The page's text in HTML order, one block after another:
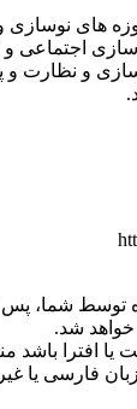
های نوسازی
اجتماعی
توسط شما، پس
شد.
یا افترا باشد
زبان فارسی یا